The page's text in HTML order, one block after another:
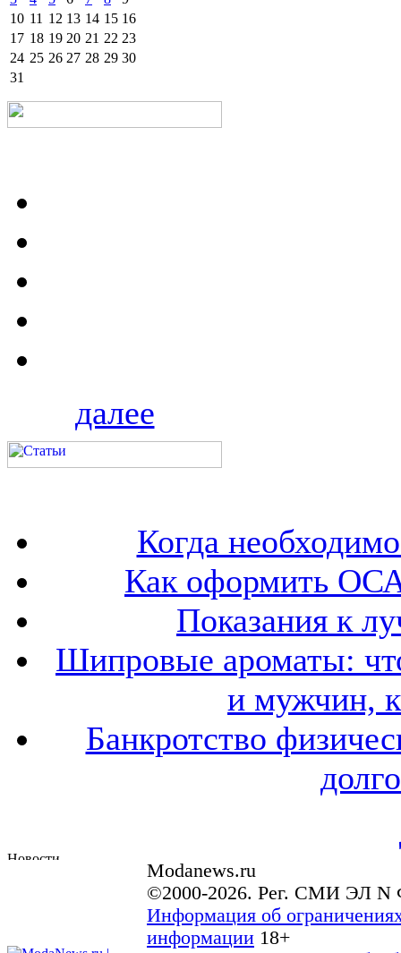
10 11 12 13 14 15 16
17 18 19 20 21 22 23
24 25 26 27 28 29 30
31
далее
Когда
Как оформить
Показания к
Шипровые ароматы:
и мужчин,
Банкротство
Modanews.ru
©2000-2026. Рег. СМИ ЭЛ N
Информация об
информации 18+